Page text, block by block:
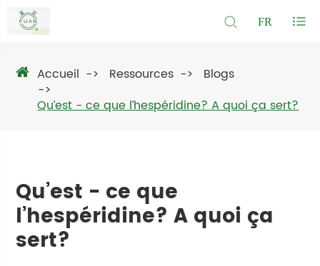
FR
Accueil Ressources
Blogs
Qu’est - ce que l’hespéridine? A quoi ça sert?
Qu’est - ce que
l’hespéridine? A quoi ça
sert?